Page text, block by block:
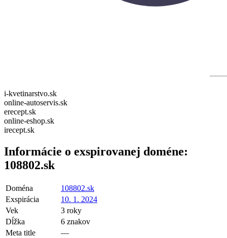
i-kvetinarstvo.sk
online-autoservis.sk
erecept.sk
online-eshop.sk
irecept.sk
Informácie o exspirovanej doméne:
108802.sk
Doména
108802.sk
Exspirácia
10. 1. 2024
Vek
3 roky
Dĺžka
6 znakov
Meta title
—